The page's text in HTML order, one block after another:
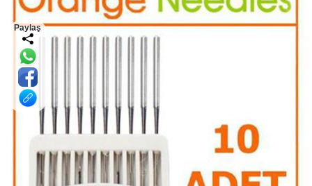
Paylaş